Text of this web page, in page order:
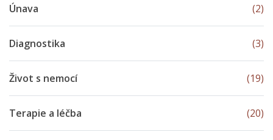
Únava (2)
Diagnostika (3)
Život s nemocí (19)
Terapie a léčba (20)